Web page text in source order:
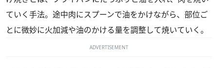
ていく手法。途中肉にスプーンで油をかけながら、部位ご
とに微妙に火加減や油のかける量を調整して焼いていく。
ADVERTISEMENT